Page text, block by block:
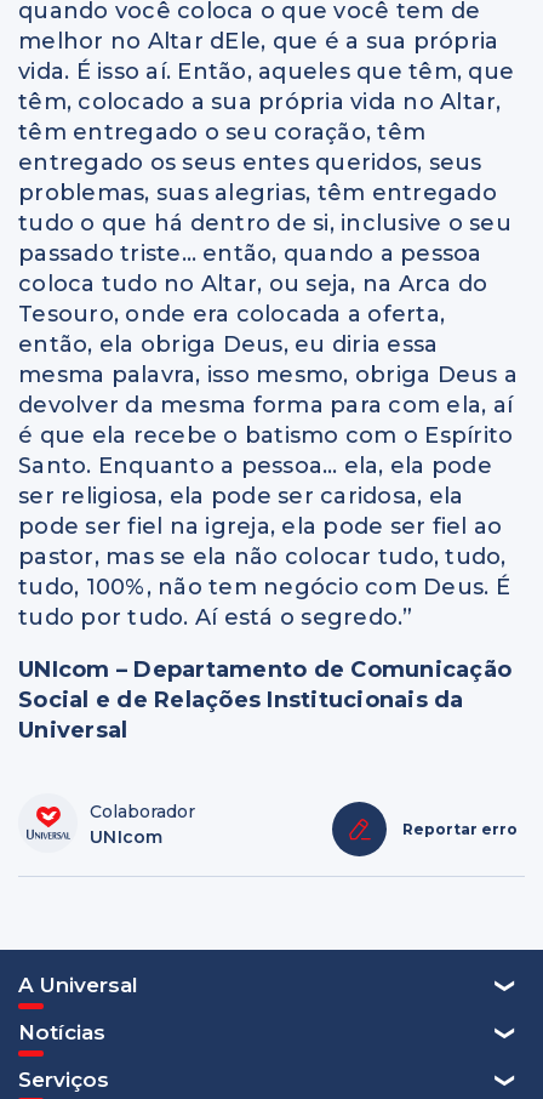
quando você coloca o que você tem de
melhor no Altar dEle, que é a sua própria
vida. É isso aí. Então, aqueles que têm, que
têm, colocado a sua própria vida no Altar,
têm entregado o seu coração, têm
entregado os seus entes queridos, seus
problemas, suas alegrias, têm entregado
tudo o que há dentro de si, inclusive o seu
passado triste… então, quando a pessoa
coloca tudo no Altar, ou seja, na Arca do
Tesouro, onde era colocada a oferta,
então, ela obriga Deus, eu diria essa
mesma palavra, isso mesmo, obriga Deus a
devolver da mesma forma para com ela, aí
é que ela recebe o batismo com o Espírito
Santo. Enquanto a pessoa… ela, ela pode
ser religiosa, ela pode ser caridosa, ela
pode ser fiel na igreja, ela pode ser fiel ao
pastor, mas se ela não colocar tudo, tudo,
tudo, 100%, não tem negócio com Deus. É
tudo por tudo. Aí está o segredo.”
UNIcom – Departamento de Comunicação
Social e de Relações Institucionais da
Universal
Colaborador
UNIcom
Reportar erro
A Universal
Notícias
Serviços